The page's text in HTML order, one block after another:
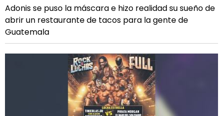
Adonis se puso la máscara e hizo realidad su sueño de
abrir un restaurante de tacos para la gente de
Guatemala